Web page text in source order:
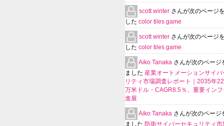
scott winter さんが次のページ
した color tiles game
scott winter さんが次のページ
した color tiles game
Aiko Tanaka さんが次のページ
ました 産業オートメーションサイ
リティ市場調査レポート｜2035年
万米ドル・CAGR8.5％、重要イン
進展
Aiko Tanaka さんが次のページ
ました 防衛サイバーセキュリティ